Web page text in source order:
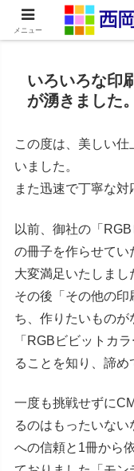
ネット
いろいろな印
が湧きました。
この度は、美しい
いました。
また迅速で丁寧な対
以前、御社の「
の冊子を作らせてい
大変満足いたしまし
その後「その他の
ち、作りたいものが
「RGBビビットカ
ることを知り、諦め
一度も挑戦せずに
るのはもったいな
への信頼と1冊から
メニュー